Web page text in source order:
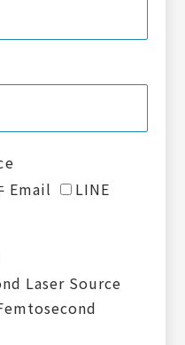
Email
LINE
Laser Source